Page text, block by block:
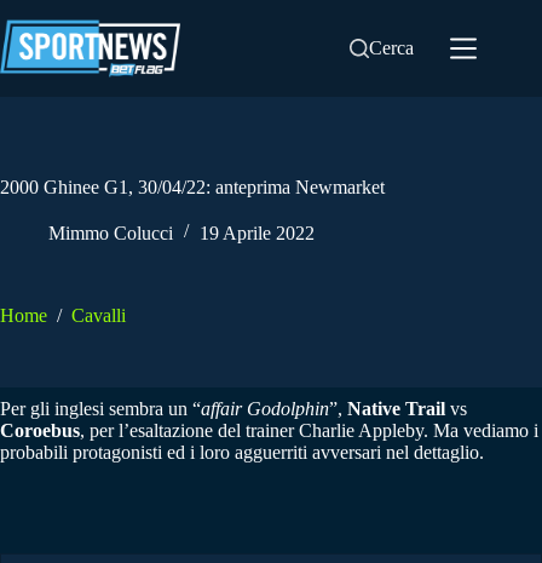
al
contenuto
Cerca
2000 Ghinee G1, 30/04/22: anteprima Newmarket
Mimmo Colucci 19 Aprile 2022
Home / Cavalli
Per gli inglesi sembra un “affair Godolphin”, Native Trail vs
Coroebus, per l’esaltazione del trainer Charlie Appleby. Ma vediamo i
probabili protagonisti ed i loro agguerriti avversari nel dettaglio.